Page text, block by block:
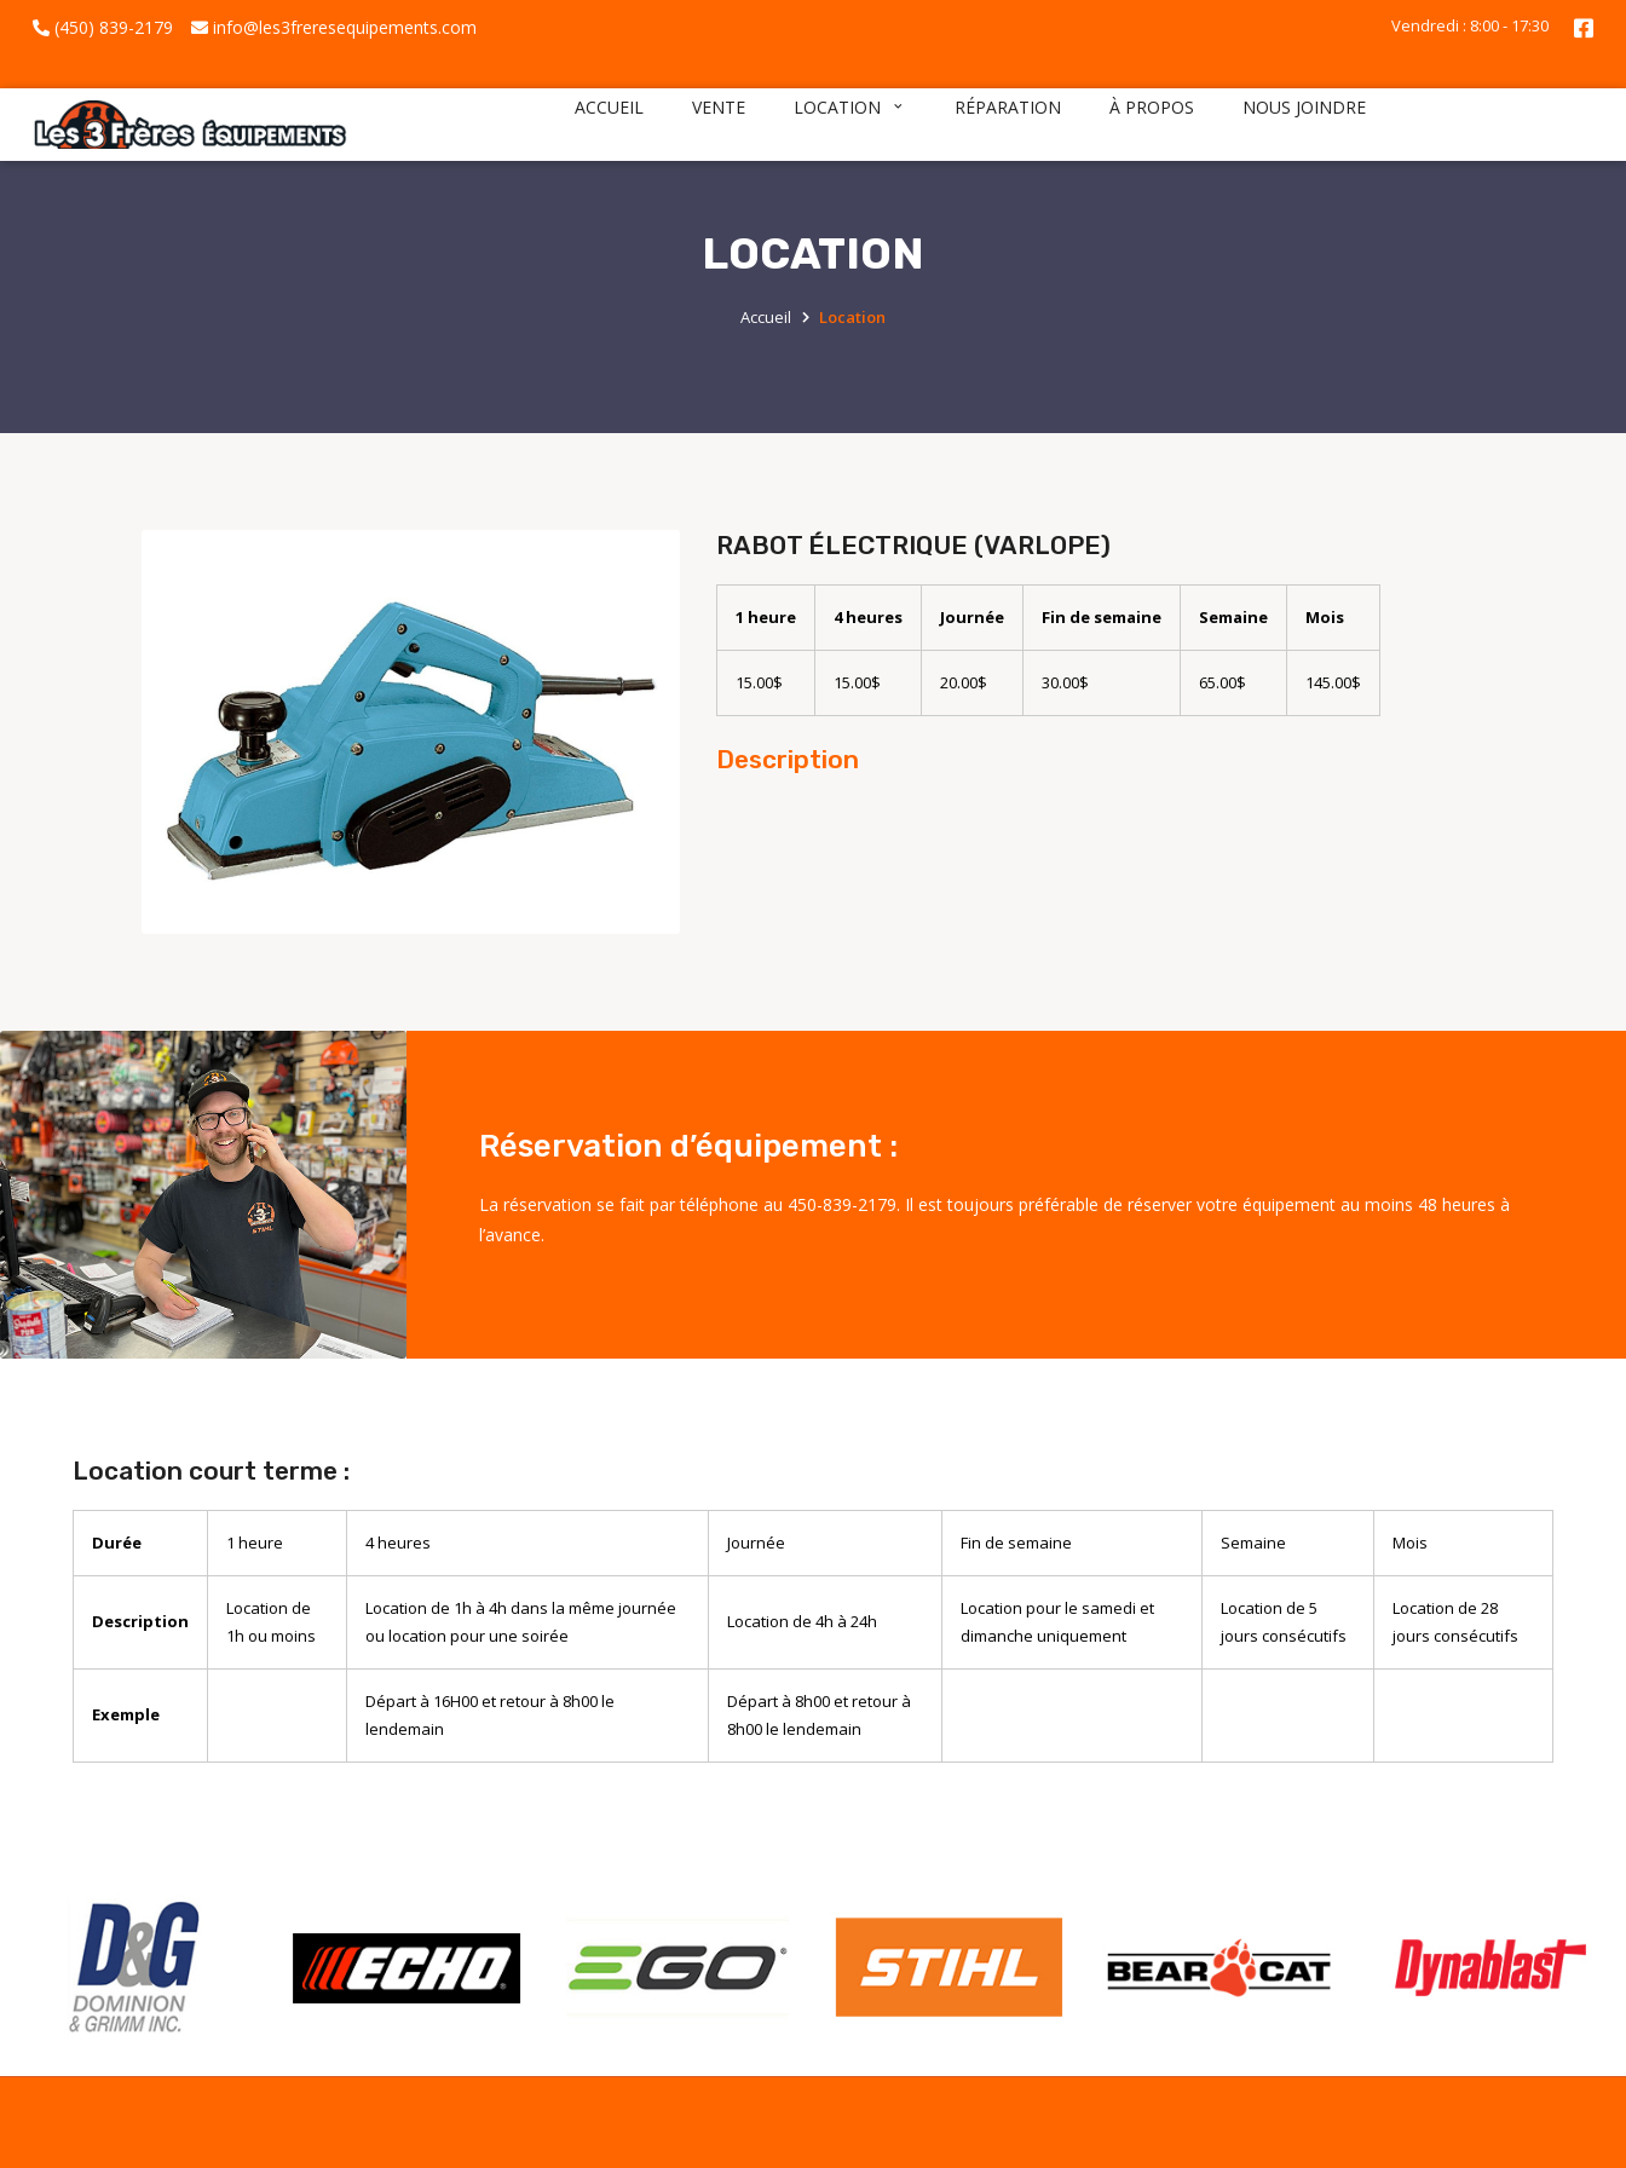
(450) 839-2179 info@les3freresequipements.com Vendredi : 8:00 - 17:30
ACCUEIL VENTE LOCATION RÉPARATION À PROPOS NOUS JOINDRE
LOCATION
Accueil Location
RABOT ÉLECTRIQUE (VARLOPE)
1 heure 4 heures Journée Fin de semaine Semaine Mois
15.00$ 15.00$ 20.00$ 30.00$ 65.00$ 145.00$
Description
Réservation d’équipement :
La réservation se fait par téléphone au 450-839-2179. Il est toujours préférable de réserver votre équipement au moins 48 heures à
l’avance.
Location court terme :
Durée 1 heure 4 heures Journée Fin de semaine Semaine Mois
Description
Location de
1h ou moins
Location de 1h à 4h dans la même journée
ou location pour une soirée
Location de 4h à 24h
Location pour le samedi et
dimanche uniquement
Location de 5
jours consécutifs
Location de 28
jours consécutifs
Exemple
Départ à 16H00 et retour à 8h00 le
lendemain
Départ à 8h00 et retour à
8h00 le lendemain